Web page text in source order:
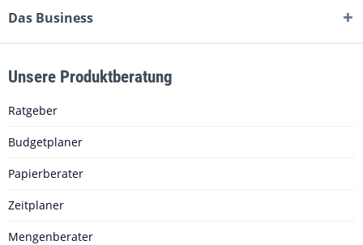
Das Business
Unsere Produktberatung
Ratgeber
Budgetplaner
Papierberater
Zeitplaner
Mengenberater